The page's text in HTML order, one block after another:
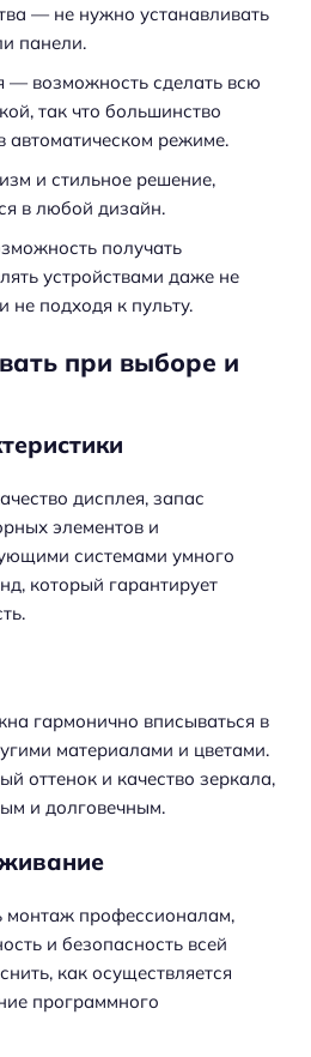
— не нужно устанавливать
панели.
— возможность сделать всю
так что большинство
автоматическом режиме.
и стильное решение,
в любой дизайн.
получать
устройствами даже не
не подходя к пульту.
при выборе и
дисплея, запас
элементов и
системами умного
который гарантирует
гармонично вписываться в
материалами и цветами.
оттенок и качество зеркала,
и долговечным.
монтаж профессионалам,
и безопасность всей
как осуществляется
программного